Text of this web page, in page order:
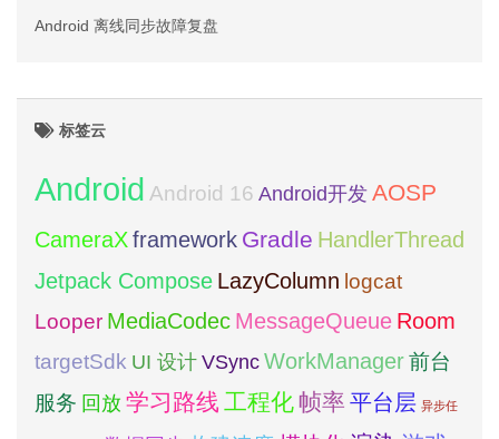
Android 离线同步故障复盘
标签云
Android Android 16 Android开发 AOSP
CameraXframework Gradle HandlerThread
Jetpack Compose LazyColumn logcat
Looper MediaCodec MessageQueue Room
targetSdk UI 设计 VSyncWorkManager前台
服务 回放 学习路线 工程化帧率 平台层 异步任